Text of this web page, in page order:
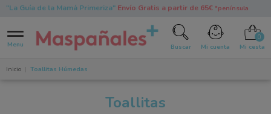
"La Guía de la Mamá Primeriza"Envío Gratis a partir de 65€ *península
Menu Buscar Mi cuenta Mi cesta
Inicio Toallitas Húmedas
Toallitas